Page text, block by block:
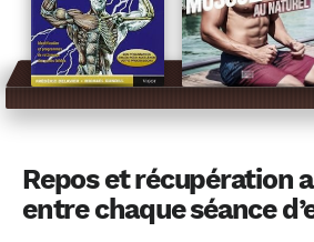
Repos et récupération
entre chaque séance